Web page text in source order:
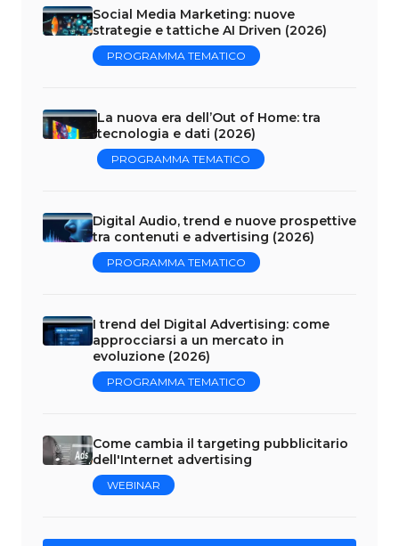
Social Media Marketing: nuove
strategie e tattiche AI Driven (2026)
PROGRAMMA TEMATICO
La nuova era dell’Out of Home: tra
tecnologia e dati (2026)
PROGRAMMA TEMATICO
Digital Audio, trend e nuove prospettive
tra contenuti e advertising (2026)
PROGRAMMA TEMATICO
I trend del Digital Advertising: come
approcciarsi a un mercato in
evoluzione (2026)
PROGRAMMA TEMATICO
Come cambia il targeting pubblicitario
dell'Internet advertising
WEBINAR